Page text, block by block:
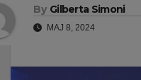
By Gilberta Simoni
MAJ 8, 2024